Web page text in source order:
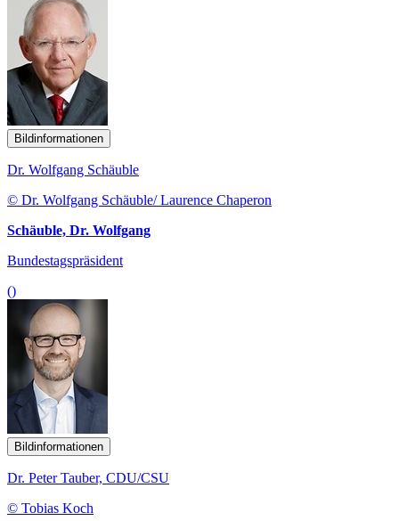
Bildinformationen
Dr. Wolfgang Schäuble
© Dr. Wolfgang Schäuble/ Laurence Chaperon
Schäuble, Dr. Wolfgang
Bundestagspräsident
()
Bildinformationen
Dr. Peter Tauber, CDU/CSU
© Tobias Koch